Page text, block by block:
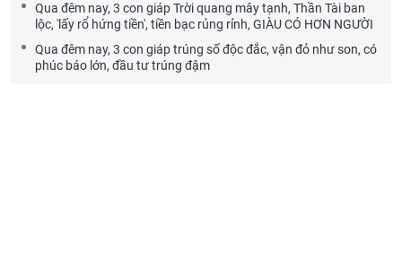
Qua đêm nay, 3 con giáp Trời quang mây tạnh, Thần Tài ban
lộc, 'lấy rổ hứng tiền', tiền bạc rủng rỉnh, GIÀU CÓ HƠN NGƯỜI
Qua đêm nay, 3 con giáp trúng số độc đắc, vận đỏ như son, có
phúc báo lớn, đầu tư trúng đậm